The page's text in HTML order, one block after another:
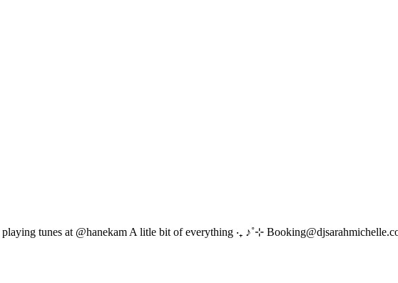
tunes at @hanekam A litle bit of everything ‧₊ ♪˚⊹